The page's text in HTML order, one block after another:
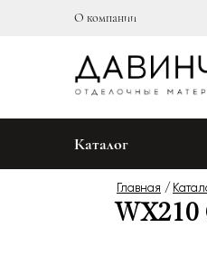
О компании
Каталог
Главная